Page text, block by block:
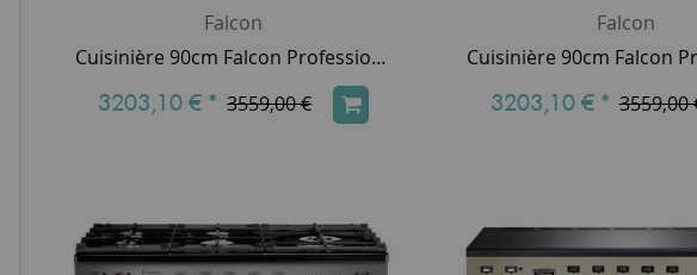
Falcon
Cuisinière 90cm Falcon Professional+ 90 Crème Chromé PROP90DFCR/C-EU 3 fours électriques / 5 foyers gaz
3203,10 € * 3559,00 €
Falcon
3203,10 € * 3559,00